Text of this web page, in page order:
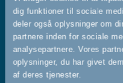
dig funktioner til sociale
deler også oplysninger om
partnere inden for sociale
analysepartnere. Vores
oplysninger, du har givet
af deres tjenester.
Kan
Lågen kan let åbnes med
fri til din baby. Træk
løft op i selve